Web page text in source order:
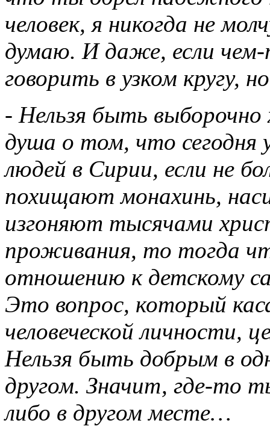
человек, я никогда не
думаю. И даже, если чем-
говорить в узком кругу,
- Нельзя быть
душа о том, что сегодня
людей в Сирии, если не
похищают монахинь,
изгоняют тысячами
проживания, то тогда
отношению к детскому
Это вопрос, который
человеческой личности,
Нельзя быть добрым в
другом. Значит, где-то
либо в другом месте…